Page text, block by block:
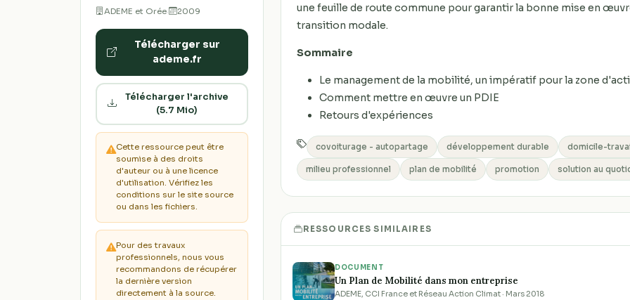
ADEME et Orée· 2009
Télécharger sur
ademe.fr
Télécharger l'archive
(5.7 Mio)
Cette ressource peut être
soumise à des droits
d'auteur ou à une licence
d'utilisation. Vérifiez les
conditions sur le site source
ou dans les fichiers.
Pour des travaux
professionnels, nous vous
recommandons de récupérer
la dernière version
directement à la source.
une feuille de route commune pour garantir la bonne mise en
transition modale.
Sommaire
Le management de la mobilité, un impératif pour la zone
Comment mettre en œuvre un PDIE
Retours d'expériences
covoiturage - autopartage développement durable domicile-
milieu professionnel plan de mobilité promotion solution au
RESSOURCES SIMILAIRES
DOCUMENT
Un Plan de Mobilité dans mon entreprise
ADEME, CCI France et Réseau Action Climat · Mars 2018